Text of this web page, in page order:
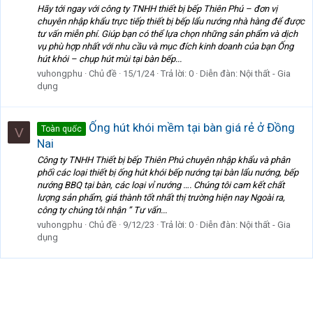
Hãy tới ngay với công ty TNHH thiết bị bếp Thiên Phú – đơn vị
chuyên nhập khẩu trực tiếp thiết bị bếp lẩu nướng nhà hàng để được
tư vấn miễn phí. Giúp bạn có thể lựa chọn những sản phẩm và dịch
vụ phù hợp nhất với nhu cầu và mục đích kinh doanh của bạn Ống
hút khói – chụp hút mùi tại bàn bếp...
vuhongphu
Chủ đề 15/1/24 Trả lời: 0 Diễn đàn: Nội thất - Gia
dụng
V Toàn quốc
Ống hút khói mềm tại bàn giá rẻ ở Đồng
Nai
Công ty TNHH Thiết bị bếp Thiên Phú chuyên nhập khẩu và phân
phối các loại thiết bị ống hút khói bếp nướng tại bàn lẩu nướng, bếp
nướng BBQ tại bàn, các loại vỉ nướng …. Chúng tôi cam kết chất
lượng sản phẩm, giá thành tốt nhất thị trường hiện nay Ngoài ra,
công ty chúng tôi nhận ” Tư vấn...
vuhongphu
Chủ đề 9/12/23 Trả lời: 0 Diễn đàn: Nội thất - Gia
dụng